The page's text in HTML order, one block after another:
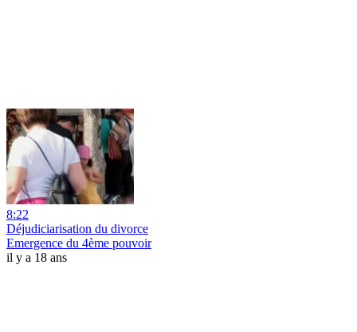
8:22
Déjudiciarisation du divorce
Emergence du 4ème pouvoir
il y a 18 ans